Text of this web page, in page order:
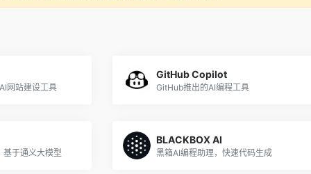
网站建设工具
GitHub Copilot
GitHub推出的AI编程工具
基于通义大模型
BLACKBOX AI
黑箱AI编程助理，快速代码生成